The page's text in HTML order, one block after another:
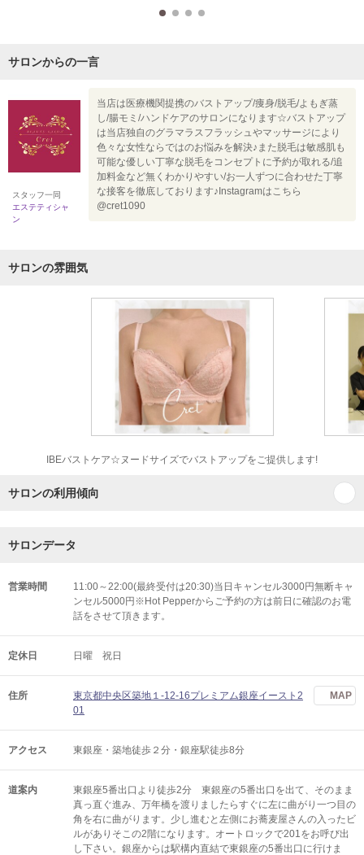
サロンからの一言
スタッフ一同
エステティシャ
ン
当店は医療機関提携のバストアップ/痩身/脱毛/よもぎ蒸
し/腸モミ/ハンドケアのサロンになります☆バストアップ
は当店独自のグラマラスフラッシュやマッサージにより
色々な女性ならではのお悩みを解決♪また脱毛は敏感肌も
可能な優しい丁寧な脱毛をコンセプトに予約が取れる/追
加料金など無くわかりやすい/お一人ずつに合わせた丁寧
な接客を徹底しております♪Instagramはこちら
@cret1090
サロンの雰囲気
IBEバストケア☆ヌードサイズでバストアップをご提供します!
サロンの利用傾向
サロンデータ
営業時間
11:00～22:00(最終受付は20:30)当日キャンセル3000円無断キャ
ンセル5000円※Hot Pepperからご予約の方は前日に確認のお電
話をさせて頂きます。
定休日 日曜 祝日
住所
東京都中央区築地１-12-16プレミアム銀座イースト2
01
MAP
アクセス 東銀座・築地徒歩２分・銀座駅徒歩8分
道案内
東銀座5番出口より徒歩2分 東銀座の5番出口を出て、そのまま
真っ直ぐ進み、万年橋を渡りましたらすぐに左に曲がり一つ目の
角を右に曲がります。少し進むと左側にお蕎麦屋さんの入ったビ
ルがありそこの2階になります。オートロックで201をお呼び出
し下さい。銀座からは駅構内直結で東銀座の5番出口に行けま